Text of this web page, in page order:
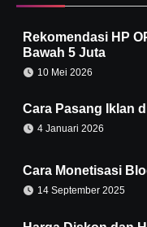
Rekomendasi HP
Bawah 5 Juta
10 Mei 2026
Cara Pasang Iklan
4 Januari 2026
Cara Monetisasi
14 September 2025